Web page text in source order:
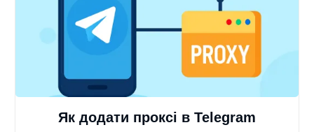
Як додати проксі в Telegram